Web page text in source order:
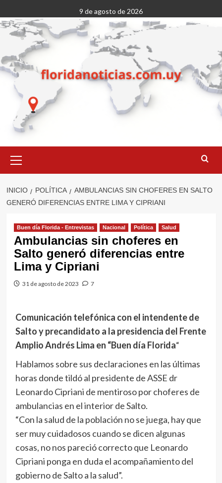
al
contenido
9 de agosto de 2026
primario
INICIO POLÍTICA
AMBULANCIAS SIN CHOFERES EN SALTO
GENERÓ DIFERENCIAS ENTRE LIMA Y CIPRIANI
Buen día Florida - Entrevistas Nacional Política Salud
Ambulancias sin choferes en
Salto generó diferencias entre
Lima y Cipriani
31 de agosto de 2023 7
Comunicación telefónica con el intendente de
Salto y precandidato a la presidencia del Frente
Amplio Andrés Lima en “Buen día Florida“
Hablamos sobre sus declaraciones en las últimas
horas donde tildó al presidente de ASSE dr
Leonardo Cipriani de mentiroso por choferes de
ambulancias en el interior de Salto.
“Con la salud de la población no se juega, hay que
ser muy cuidadosos cuando se dicen algunas
cosas, no nos pareció correcto que Leonardo
Cipriani ponga en duda el acompañamiento del
gobierno de Salto a la salud”.